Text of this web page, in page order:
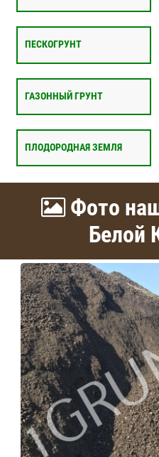
ПЕСКОГРУНТ
ГАЗОННЫЙ ГРУНТ
ПЛОДОРОДНАЯ ЗЕМЛЯ
Фото
Белой